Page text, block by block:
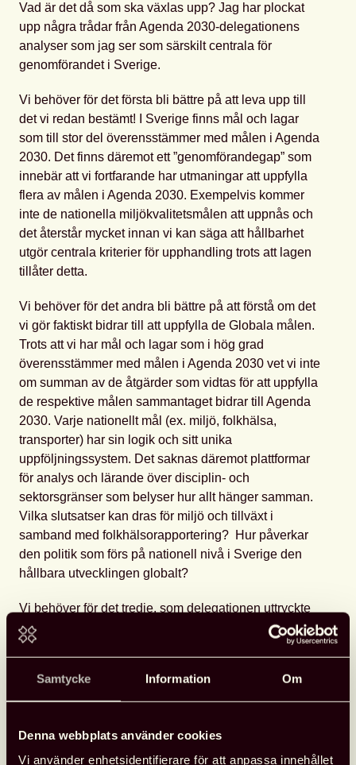
Samtycke Information Om
Denna webbplats använder cookies
Vi använder enhetsidentifierare för att anpassa innehållet
Vad är det då som ska växlas upp? Jag har plockat
upp några trådar från Agenda 2030-delegationens
analyser som jag ser som särskilt centrala för
genomförandet i Sverige.
Vi behöver för det första bli bättre på att leva upp till
det vi redan bestämt! I Sverige finns mål och lagar
som till stor del överensstämmer med målen i Agenda
2030. Det finns däremot ett ”genomförandegap” som
innebär att vi fortfarande har utmaningar att uppfylla
flera av målen i Agenda 2030. Exempelvis kommer
inte de nationella miljökvalitetsmålen att uppnås och
det återstår mycket innan vi kan säga att hållbarhet
utgör centrala kriterier för upphandling trots att lagen
tillåter detta.
Vi behöver för det andra bli bättre på att förstå om det
vi gör faktiskt bidrar till att uppfylla de Globala målen.
Trots att vi har mål och lagar som i hög grad
överensstämmer med målen i Agenda 2030 vet vi inte
om summan av de åtgärder som vidtas för att uppfylla
de respektive målen sammantaget bidrar till Agenda
2030. Varje nationellt mål (ex. miljö, folkhälsa,
transporter) har sin logik och sitt unika
uppföljningssystem. Det saknas däremot plattformar
för analys och lärande över disciplin- och
sektorsgränser som belyser hur allt hänger samman.
Vilka slutsatser kan dras för miljö och tillväxt i
samband med folkhälsorapportering? Hur påverkar
den politik som förs på nationell nivå i Sverige den
hållbara utvecklingen globalt?
Vi behöver för det tredje, som delegationen uttryckte
det, ”integrera hållbar utveckling i varje organisations
DNA”. Hållbar utveckling är inget projekt utan behöver
och ledning. Det innebär att hållbar utveckling ingår
varje organisations grunduppdrag, exempelvis genom
utveckling utgör utgångspunkt för de egna målen,
budgeten, verksamhetsplaneringen eller i samband